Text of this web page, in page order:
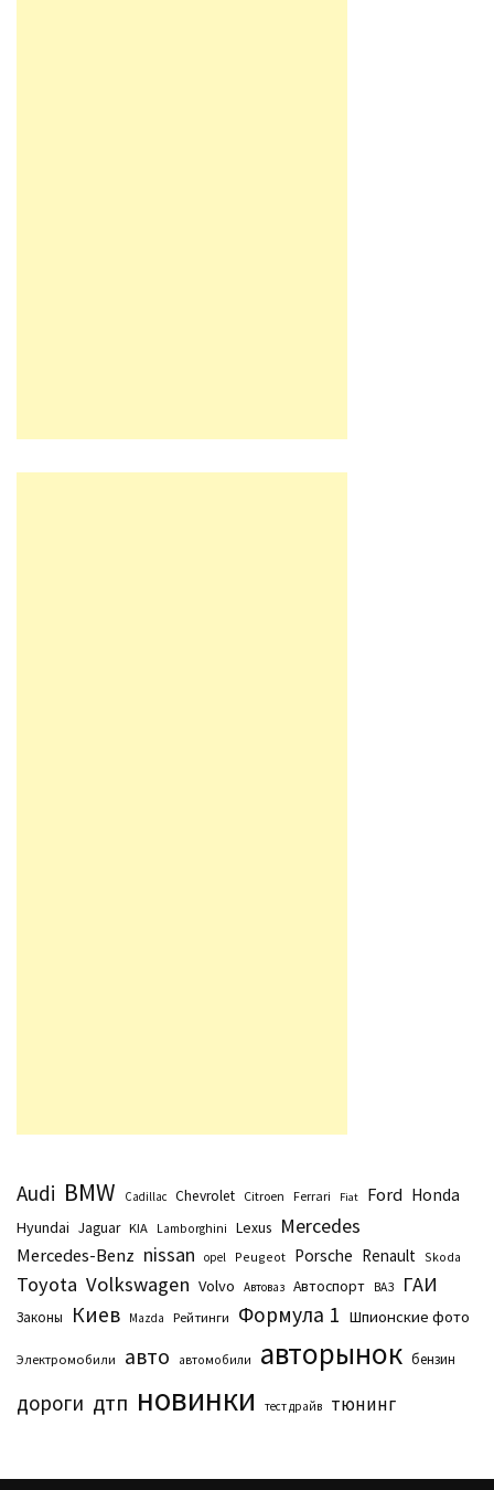
Audi BMW Cadillac Chevrolet Citroen Ferrari Fiat Ford Honda
Hyundai Jaguar KIA Lamborghini Lexus Mercedes
Mercedes-Benz nissan opel Peugeot Porsche Renault Skoda
Toyota Volkswagen Volvo Автоваз Автоспорт ВАЗ ГАИ
Законы Киев Маzda Рейтинги Формула 1 Шпионские фото
Электромобили авто автомобили авторынок бензин
дороги дтп новинки тест драйв тюнинг